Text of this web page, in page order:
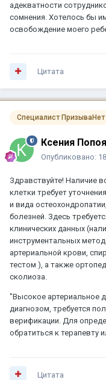
адекватности
сомнения. Хотелось бы
освобождение моего
Цитата
Специалист ПризываНет
Ксения
Опубликовано:
Здравствуйте! Наличие
клетки требует
и вида
болезней. Здесь
клинических данных
инструментальных
артериальной крови,
тестом ), а также
сколиоза.
"Высокое артериальное
диагнозом, требуется
верификации. Для
обратиться к терапевту
Цитата